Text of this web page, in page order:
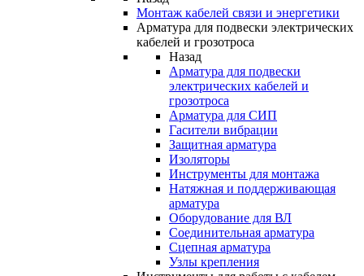
Монтаж кабелей связи и энергетики
Арматура для подвески электрических
кабелей и грозотроса
Назад
Арматура для подвески
электрических кабелей и
грозотроса
Арматура для СИП
Гасители вибрации
Защитная арматура
Изоляторы
Инструменты для монтажа
Натяжная и поддерживающая
арматура
Оборудование для ВЛ
Соединительная арматура
Сцепная арматура
Узлы крепления